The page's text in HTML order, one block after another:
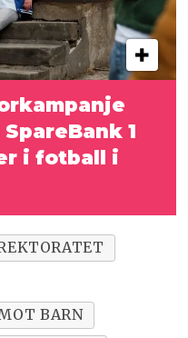
SpareBank 1
i fotball i
BARN